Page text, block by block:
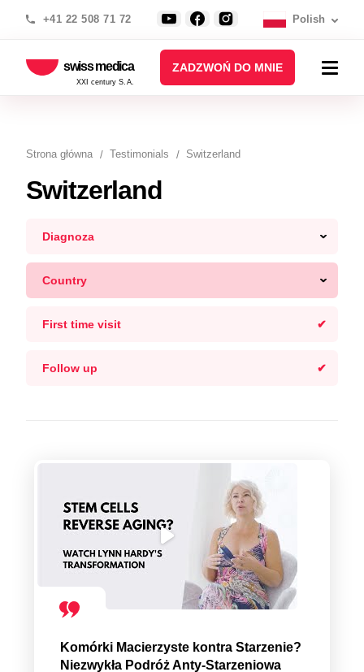
+41 22 508 71 72 Polish
swiss medica
XXI century S.A.
ZADZWOŃ DO MNIE
Strona główna Testimonials Switzerland
Switzerland
Diagnoza
Country
First time visit
Follow up
Komórki Macierzyste kontra Starzenie?
Niezwykła Podróż Anty-Starzeniowa